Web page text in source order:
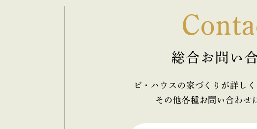
総合お問い
ビ・ハウスの家づくりが詳し
その他各種お問い合わせ